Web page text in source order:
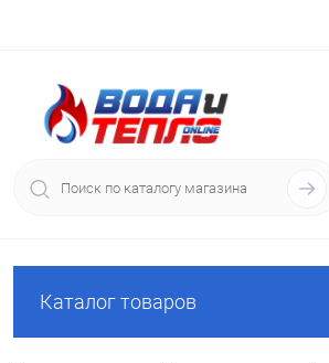
Каталог товаров